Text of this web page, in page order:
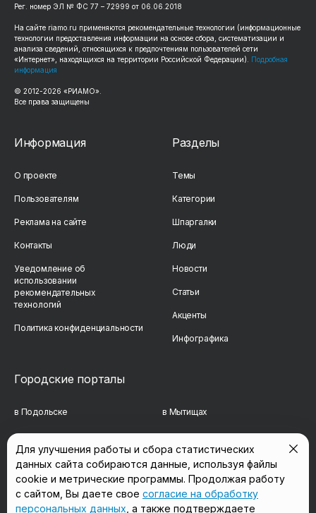
Рег. номер ЭЛ № ФС 77 – 72999 от 06.06.2018
На сайте riamo.ru применяются рекомендательные технологии (информационные
технологии предоставления информации на основе сбора, систематизации и
анализа сведений, относящихся к предпочтениям пользователей сети
«Интернет», находящихся на территории Российской Федерации). Подробная
информация
© 2012-2026 «РИАМО».
Все права защищены
Информация
О проекте
Пользователям
Реклама на сайте
Контакты
Уведомление об
использовании
рекомендательных
технологий
Политика конфиденциальности
Разделы
Темы
Категории
Шпаргалки
Люди
Новости
Статьи
Акценты
Инфографика
Городские порталы
в Подольске в Мытищах
в Сергиевом Посаде в Люберцах
в Красногорске в Королёве
Для улучшения работы и сбора статистических
данных сайта собираются данные, используя файлы
cookie и метрические программы. Продолжая работу
с сайтом, Вы даете свое согласие на обработку
персональных данных , а также подтверждаете